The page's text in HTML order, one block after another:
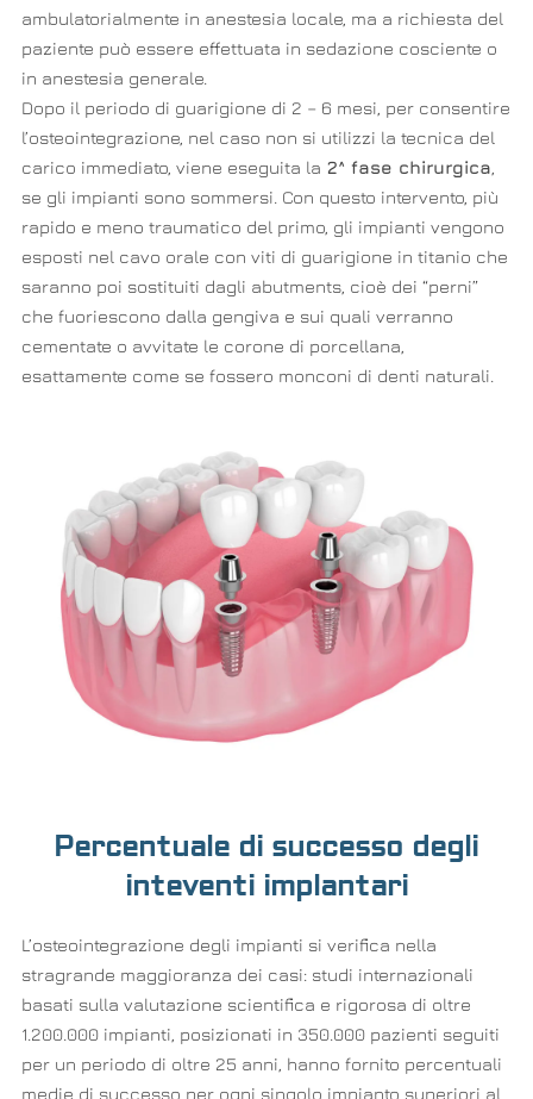
ambulatorialmente in anestesia locale, ma a richiesta del
paziente può essere effettuata in sedazione cosciente o
in anestesia generale.
Dopo il periodo di guarigione di 2 – 6 mesi, per consentire
l’osteointegrazione, nel caso non si utilizzi la tecnica del
carico immediato, viene eseguita la 2^ fase chirurgica
se gli impianti sono sommersi. Con questo intervento, più
rapido e meno traumatico del primo, gli impianti vengono
esposti nel cavo orale con viti di guarigione in titanio che
saranno poi sostituiti dagli abutments, cioè dei “perni”
che fuoriescono dalla gengiva e sui quali verranno
cementate o avvitate le corone di porcellana,
esattamente come se fossero monconi di denti naturali.
Percentuale di successo degli
inteventi implantari
L’osteointegrazione degli impianti si verifica nella
stragrande maggioranza dei casi: studi internazionali
basati sulla valutazione scientifica e rigorosa di oltre
1.200.000 impianti, posizionati in 350.000 pazienti seguiti
per un periodo di oltre 25 anni, hanno fornito percentuali
medie di successo per ogni singolo impianto superiori al